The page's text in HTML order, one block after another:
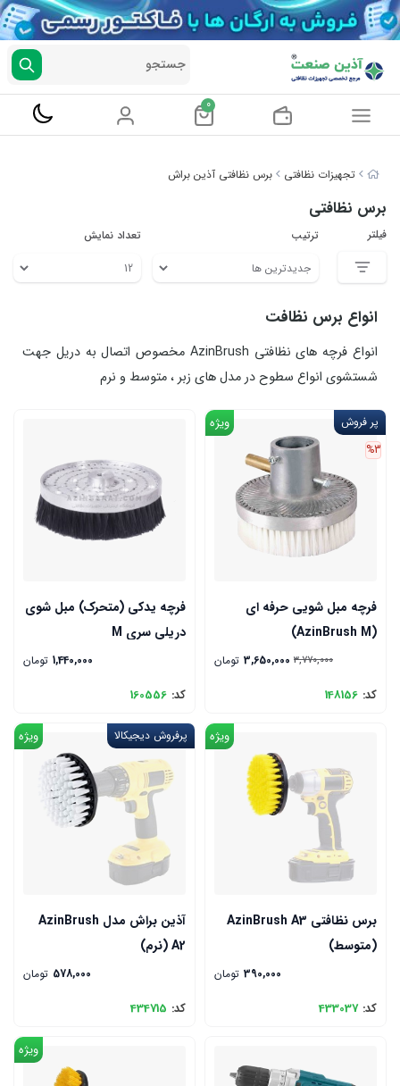
تجهیزات نظافتی برس نظافتی آذین براش
برس نظافتی
فیلتر ترتیب تعداد نمایش
انواع برس نظافت
انواع فرچه های نظافتی AzinBrush مخصوص اتصال به دریل جهت
شستشوی انواع سطوح در مدل های زبر ، متوسط و نرم
پر فروش ویژه
فرچه مبل شویی حرفه ای
(AzinBrush M)
%3
3,770,000
3,650,000 تومان
کد: 148156
فرچه یدکی (متحرک) مبل شوی
دریلی سری M
1,440,000 تومان
کد: 160556
ویژه
برس نظافتی AzinBrush A3
(متوسط)
390,000 تومان
کد: 433037
پرفروش دیجیکالا ویژه
آذین براش مدل AzinBrush
A2 (نرم)
578,000 تومان
کد: 434715
ویژه
جستجو
0